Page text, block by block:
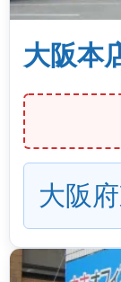
大阪本
大阪